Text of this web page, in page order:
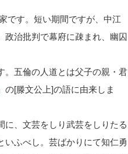
です。短い期間ですが、中江
政治批判で幕府に疎まれ、幽囚
五倫の人道とは父子の親・君
の[滕文公上]の語に由来しま
、文芸をしり武芸をしりたる
いふべし。芸ばかりにて知仁勇